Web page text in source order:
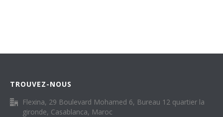
TROUVEZ-NOUS
Flexina, 29 Boulevard Mohamed 6, Bureau 12 quartier la
gironde, Casablanca, Maroc